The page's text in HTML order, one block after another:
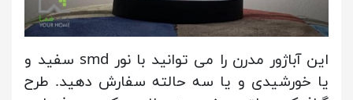
این آباژور مدرن را می توانید با نور smd سفید و
یا خورشیدی و یا سه حالته سفارش دهید. طرح